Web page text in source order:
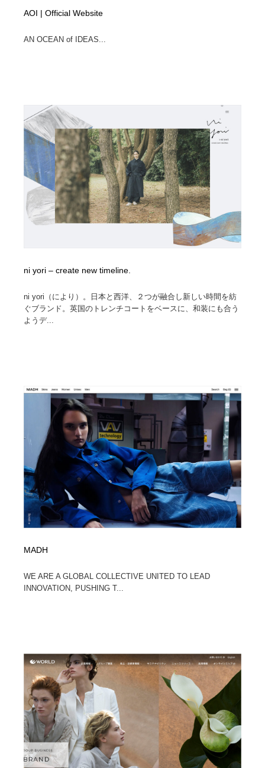
AOI | Official Website
AN OCEAN of IDEAS...
ni yori – create new timeline.
ni yori（により）。日本と西洋、２つが融合し新しい時間を紡
ぐブランド。英国のトレンチコートをベースに、和装にも合う
ようデ...
MADH
WE ARE A GLOBAL COLLECTIVE UNITED TO LEAD
INNOVATION, PUSHING T...